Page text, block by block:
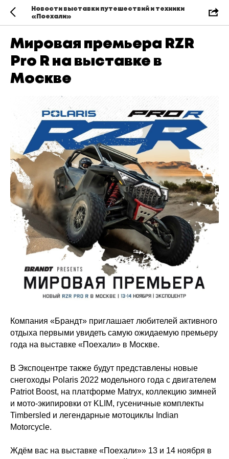
Новости выставки путешествий и техники
«Поехали»
Мировая премьера RZR
Pro R на выставке в
Москве
Компания «Брандт» приглашает любителей активного
отдыха первыми увидеть самую ожидаемую премьеру
года на выставке «Поехали» в Москве.
В Экспоцентре также будут представлены новые
снегоходы Polaris 2022 модельного года c двигателем
Patriot Boost, на платформе Matryx, коллекцию зимней
и мото-экипировки от KLIM, гусеничные комплекты
Timbersled и легендарные мотоциклы Indian
Motorcycle.
Ждём вас на выставке «Поехали»» 13 и 14 ноября в